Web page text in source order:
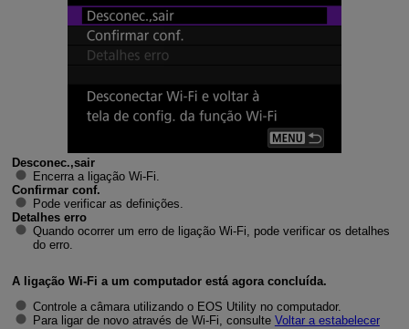
Desconec.,sair
Encerra a ligação Wi-Fi
Confirmar conf.
Pode verificar as definições.
Detalhes erro
Quando ocorrer um erro de ligação Wi-Fi , pode verificar os detalhes
do erro.
A ligação Wi-Fi a um computador está agora concluída.
Controle a câmara utilizando o EOS Utility no computador.
Para ligar de novo através de Wi-Fi, consulte Voltar a estabelecer